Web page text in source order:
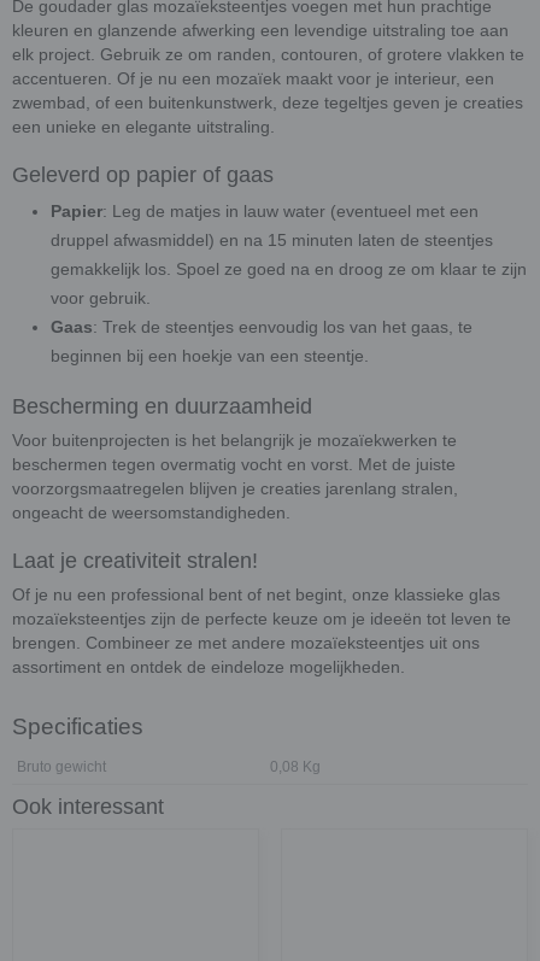
De goudader glas mozaïeksteentjes voegen met hun prachtige
kleuren en glanzende afwerking een levendige uitstraling toe aan
elk project. Gebruik ze om randen, contouren, of grotere vlakken te
accentueren. Of je nu een mozaïek maakt voor je interieur, een
zwembad, of een buitenkunstwerk, deze tegeltjes geven je creaties
een unieke en elegante uitstraling.
Geleverd op papier of gaas
Papier: Leg de matjes in lauw water (eventueel met een
druppel afwasmiddel) en na 15 minuten laten de steentjes
gemakkelijk los. Spoel ze goed na en droog ze om klaar te zijn
voor gebruik.
Gaas: Trek de steentjes eenvoudig los van het gaas, te
beginnen bij een hoekje van een steentje.
Bescherming en duurzaamheid
Voor buitenprojecten is het belangrijk je mozaïekwerken te
beschermen tegen overmatig vocht en vorst. Met de juiste
voorzorgsmaatregelen blijven je creaties jarenlang stralen,
ongeacht de weersomstandigheden.
Laat je creativiteit stralen!
Of je nu een professional bent of net begint, onze klassieke glas
mozaïeksteentjes zijn de perfecte keuze om je ideeën tot leven te
brengen. Combineer ze met andere mozaïeksteentjes uit ons
assortiment en ontdek de eindeloze mogelijkheden.
Specificaties
Bruto gewicht 0,08 Kg
Ook interessant